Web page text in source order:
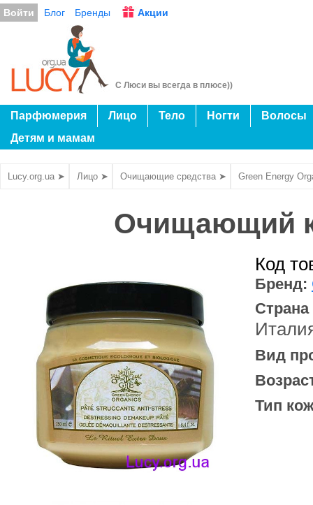
Войти Блог Бренды Акции
С Люси вы всегда в плюсе))
Парфюмерия Лицо Тело Ногти
Волосы
Детям и мамам
Lucy.org.ua ➤ Лицо ➤ Очищающие средства ➤ Green Energy
Очищающий
Код
Бренд:
Вид
Тип